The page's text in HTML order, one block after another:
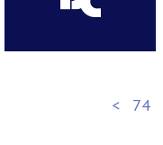
< 74